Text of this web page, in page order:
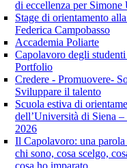
di eccellenza per Simone
Stage di orientamento
Federica Campobasso
Accademia Poliarte
Capolavoro degli
Portfolio
Credere - Promuovere-
Sviluppare il talento
Scuola estiva di
dell’Università di Siena
2026
Il Capolavoro: una parola
chi sono, cosa scelgo,